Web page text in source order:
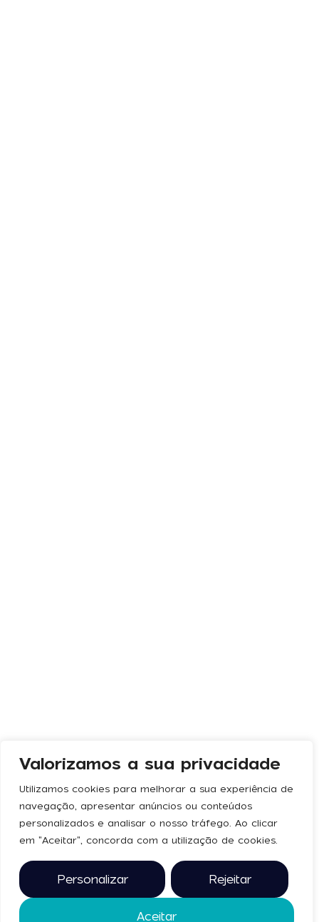
Valorizamos a sua privacidade
Utilizamos cookies para melhorar a sua experiência de
navegação, apresentar anúncios ou conteúdos
personalizados e analisar o nosso tráfego. Ao clicar
em "Aceitar", concorda com a utilização de cookies.
Personalizar Rejeitar
Aceitar